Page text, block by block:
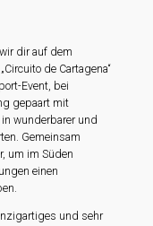
dir auf dem
de Cartagena“
Event, bei
gepaart mit
wunderbarer und
Gemeinsam
um im Süden
einen
und sehr